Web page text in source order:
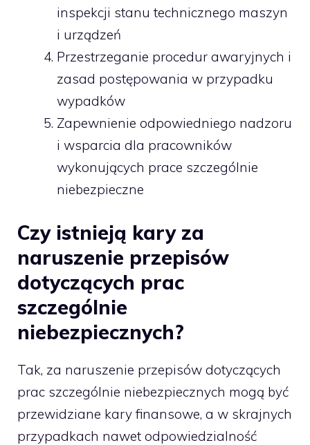
inspekcji stanu technicznego maszyn
i urządzeń
Przestrzeganie procedur awaryjnych i
zasad postępowania w przypadku
wypadków
Zapewnienie odpowiedniego nadzoru
i wsparcia dla pracowników
wykonujących prace szczególnie
niebezpieczne
Czy istnieją kary za
naruszenie przepisów
dotyczących prac
szczególnie
niebezpiecznych?
Tak, za naruszenie przepisów dotyczących
prac szczególnie niebezpiecznych mogą być
przewidziane kary finansowe, a w skrajnych
przypadkach nawet odpowiedzialność